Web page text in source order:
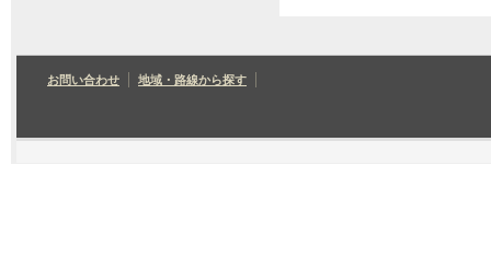
お問い合わせ 地域・路線から探す